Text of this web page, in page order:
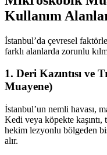
Kullanım
İstanbul’da çevresel
farklı alanlarda zorunlu
1. Deri Kazıntısı
Muayene)
İstanbul’un nemli havası,
Kedi veya köpekte kaşıntı,
hekim lezyonlu bölgeden
alır.